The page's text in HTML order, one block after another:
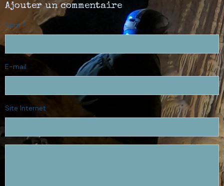
Ajouter un commentaire
Nom
E-mail
Site Internet